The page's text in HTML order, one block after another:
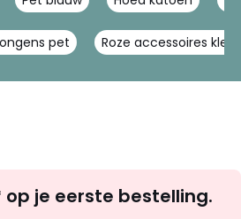
pet Roze accessoires
zoek
op je eerste bestelling.